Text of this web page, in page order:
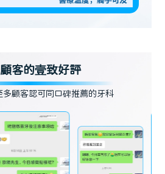
客的壹致好評
多顧客認可同口碑推薦的牙科